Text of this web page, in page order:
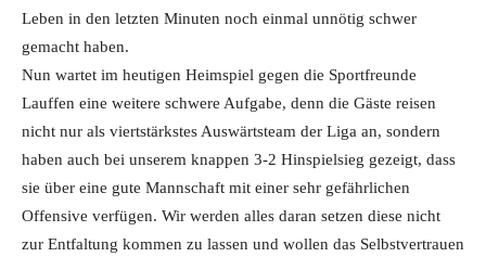
Leben in den letzten Minuten noch einmal unnötig schwer
gemacht haben.
Nun wartet im heutigen Heimspiel gegen die Sportfreunde
Lauffen eine weitere schwere Aufgabe, denn die Gäste reisen
nicht nur als viertstärkstes Auswärtsteam der Liga an, sondern
haben auch bei unserem knappen 3-2 Hinspielsieg gezeigt, dass
sie über eine gute Mannschaft mit einer sehr gefährlichen
Offensive verfügen. Wir werden alles daran setzen diese nicht
zur Entfaltung kommen zu lassen und wollen das Selbstvertrauen